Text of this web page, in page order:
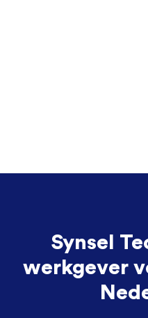
Synsel
werkgever